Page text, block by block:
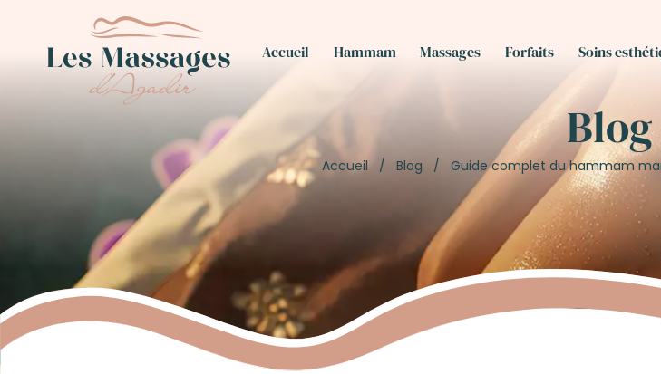
Accueil Hammam Massages Forfaits Soins
Blog
Accueil / Blog / Guide complet du hammam